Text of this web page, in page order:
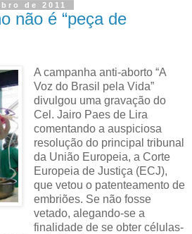
de 2011
não é “peça de
A campanha anti-aborto “A
Voz do Brasil pela Vida”
divulgou uma gravação do
Cel. Jairo Paes de Lira
comentando a auspiciosa
resolução do principal tribunal
da União Europeia, a Corte
Europeia de Justiça (ECJ),
que vetou o patenteamento de
embriões. Se não fosse
vetado, alegando-se a
finalidade de se obter células-